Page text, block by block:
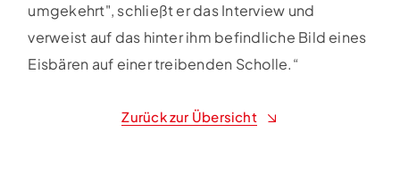
umgekehrt", schließt er das Interview und
verweist auf das hinter ihm befindliche Bild eines
Eisbären auf einer treibenden Scholle.“
Zurück zur Übersicht